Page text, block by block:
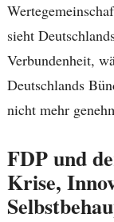
sieht
Verbundenheit,
Deutschlands
nicht mehr
FDP und
Krise,